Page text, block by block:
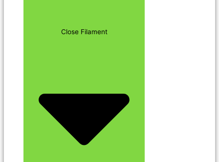
Close Filament